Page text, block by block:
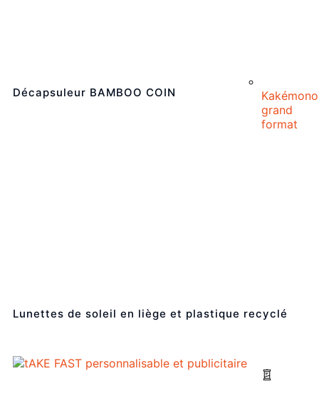
Kakémono
grand
format
Décapsuleur BAMBOO COIN
Lunettes de soleil en liège et plastique recyclé